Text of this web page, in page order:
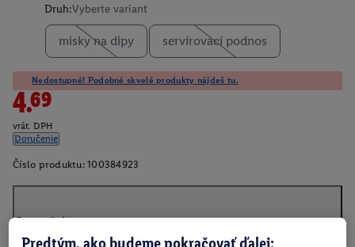
Druh:Vyberte variant
misky na dipy servírovací podnos
Nedostupné! Podobné skvelé produkty nájdeš tu.
4.69
vrát. DPH
Doručenie
Číslo produktu: 100384923
O produkte
Predtým, ako budeme pokračovať ďalej: